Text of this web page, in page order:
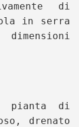
di
in serra
pianta di
drenato